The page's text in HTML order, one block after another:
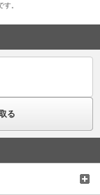
す。
る